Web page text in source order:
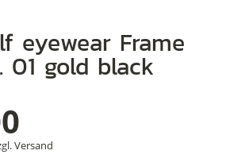
01 gold black
Versand